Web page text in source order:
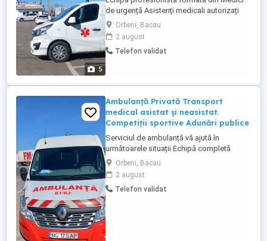
5
de urgență Asistenți medicali autorizați
Oferim următoarele servicii Transport
medical asistat și neasistat național și
internațional Asistență medicală
competiții sportive și diverse activități
Orbeni, Bacau
2 august
Telefon validat
Ambulanță Privată Transport
medical asistat și neasistat.
Competiții sportive Adunări publice
Serviciul de ambulanță vă ajută în
următoarele situații Echipă completă
formată din Medic medicină de urgență și
asistenți medicali Transport medical
asistat Transport medical neasistat
Transport inter-spitalicesc Deplasare
Orbeni, Bacau
2 august
Telefon validat